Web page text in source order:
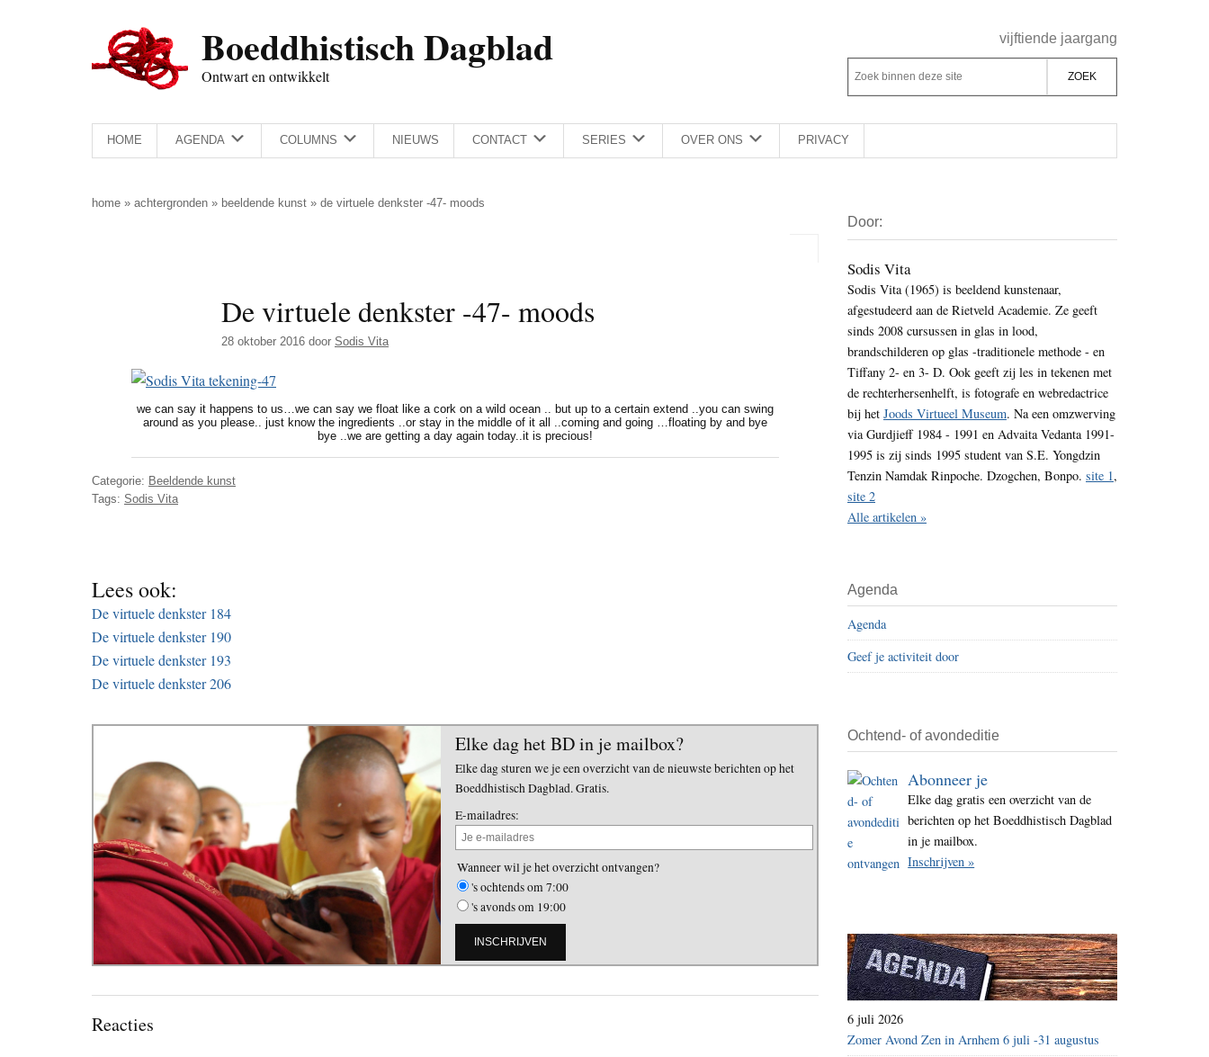
Boeddhistisch Dagblad
Ontwart en ontwikkelt
Rechts
vijftiende jaargang
Z
o
e
k
d
e
z
e
s
i
t
e
Z
o
k
b
n
n
d
e
z
e
s
i
t
HOME AGENDA COLUMNS NIEUWS CONTACT SERIES OVER ONS PRIVACY
home » achtergronden » beeldende kunst » de virtuele denkster -47- moods
De virtuele denkster -47- moods
28 oktober 2016 door Sodis Vita
we can say it happens to us…we can say we float like a cork on a wild ocean .. but up to a certain extend ..you can swing
around as you please.. just know the ingredients ..or stay in the middle of it all ..coming and going …floating by and bye
bye ..we are getting a day again today..it is precious!
Categorie: Beeldende kunst
Tags: Sodis Vita
Lees ook:
De virtuele denkster 184
De virtuele denkster 190
De virtuele denkster 193
De virtuele denkster 206
Elke dag het BD in je mailbox?
Elke dag sturen we je een overzicht van de nieuwste berichten op het
Boeddhistisch Dagblad. Gratis.
E-mailadres:
Wanneer wil je het overzicht ontvangen?
's ochtends om 7:00
's avonds om 19:00
Lees
Reacties
Sidebar
Door:
Sodis Vita
Sodis Vita (1965) is beeldend kunstenaar,
afgestudeerd aan de Rietveld Academie. Ze geeft
sinds 2008 cursussen in glas in lood,
brandschilderen op glas -traditionele methode - en
Tiffany 2- en 3- D. Ook geeft zij les in tekenen met
de rechterhersenhelft, is fotografe en webredactrice
bij het Joods Virtueel Museum. Na een omzwerving
via Gurdjieff 1984 - 1991 en Advaita Vedanta 1991-
1995 is zij sinds 1995 student van S.E. Yongdzin
Tenzin Namdak Rinpoche. Dzogchen, Bonpo. site 1,
site 2
Alle artikelen »
Agenda
Agenda
Geef je activiteit door
Ochtend- of avondeditie
Abonneer je
Elke dag gratis een overzicht van de
berichten op het Boeddhistisch Dagblad
in je mailbox.
Inschrijven »
6 juli 2026
Zomer Avond Zen in Arnhem 6 juli -31 augustus